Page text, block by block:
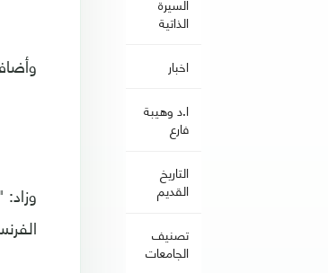
الذاتية
اخبار
ا.د وهيبة
فارع
التاريخ
القديم
تصنيف
الجامعات